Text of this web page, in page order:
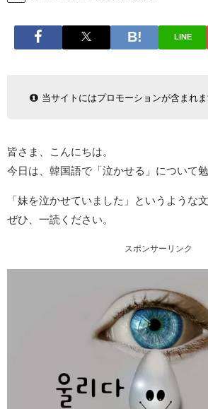
LINE
当サイトにはプロモーションが含まれま
皆さま、こんにちは。
今日は、韓国語で「泣かせる」について
「妹を泣かせていました」というような
ぜひ、一読ください。
スポンサーリンク